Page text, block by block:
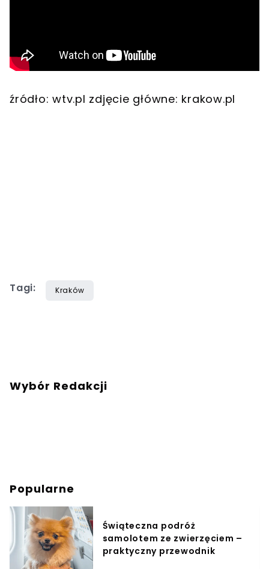
źródło: wtv.pl zdjęcie główne: krakow.pl
Tagi: Kraków
Wybór Redakcji
Popularne
Świąteczna podróż
samolotem ze zwierzęciem –
praktyczny przewodnik